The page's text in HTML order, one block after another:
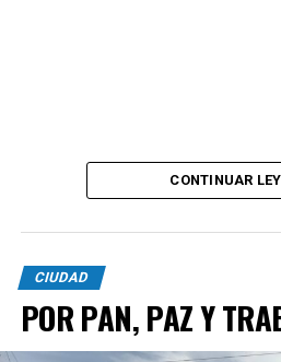
CONTINUAR
CIUDAD
POR PAN, PAZ Y